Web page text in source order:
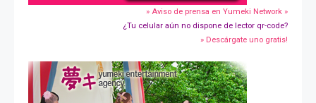
» Aviso de prensa en Yumeki Network »
¿Tu celular aún no dispone de lector qr-code?
» Descárgate uno gratis!